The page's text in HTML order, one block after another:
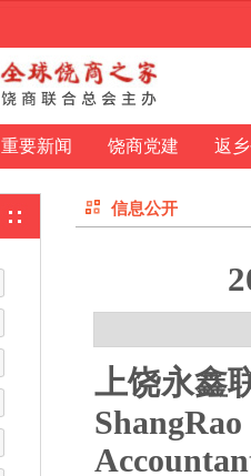
重要新闻 饶商党建 返
信息公开
上饶永鑫